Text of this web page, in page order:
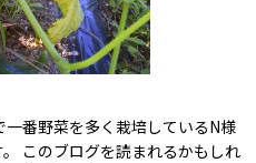
一番野菜を多く栽培しているN様
このブログを読まれるかもしれ